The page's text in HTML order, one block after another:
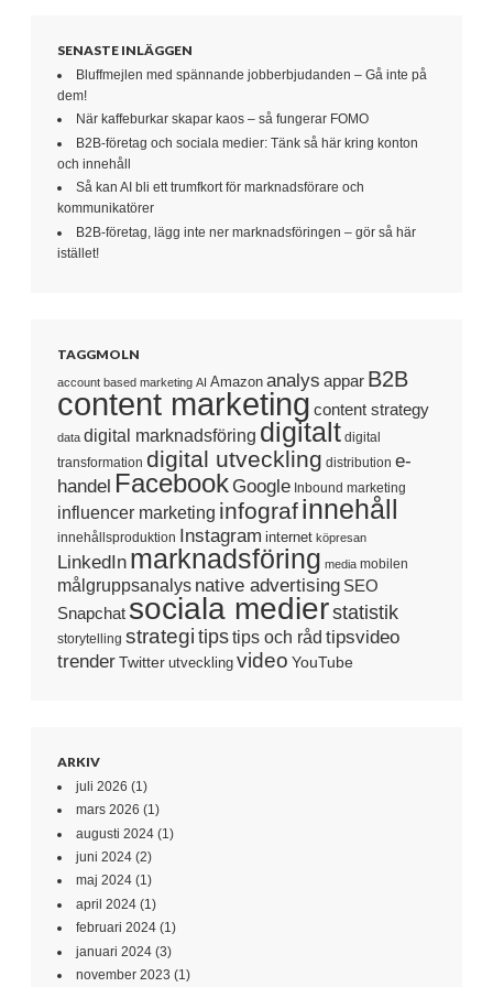
SENASTE INLÄGGEN
Bluffmejlen med spännande jobberbjudanden – Gå inte på
dem!
När kaffeburkar skapar kaos – så fungerar FOMO
B2B-företag och sociala medier: Tänk så här kring konton
och innehåll
Så kan AI bli ett trumfkort för marknadsförare och
kommunikatörer
B2B-företag, lägg inte ner marknadsföringen – gör så här
istället!
TAGGMOLN
account based marketing AI Amazon analys appar B2B
content marketing content strategy
data digital marknadsföring digitalt digital
transformation digital utveckling distribution e-
handel Facebook Google Inbound marketing
influencer marketing infografinnehåll
innehållsproduktion Instagram internet köpresan
LinkedIn marknadsföring media mobilen
målgruppsanalys native advertising SEO
Snapchat sociala medierstatistik
storytelling strategi tipstips och råd tipsvideo
trenderTwitter utveckling video YouTube
ARKIV
juli 2026 (1)
mars 2026 (1)
augusti 2024 (1)
juni 2024 (2)
maj 2024 (1)
april 2024 (1)
februari 2024 (1)
januari 2024 (3)
november 2023 (1)